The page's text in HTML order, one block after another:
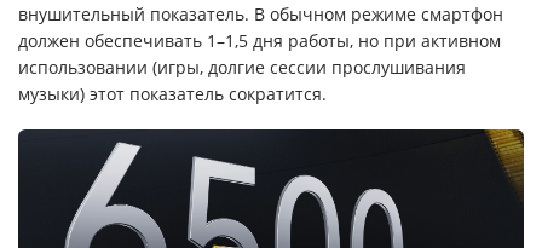
внушительный показатель. В обычном режиме смартфон
должен обеспечивать 1–1,5 дня работы, но при активном
использовании (игры, долгие сессии прослушивания
музыки) этот показатель сократится.